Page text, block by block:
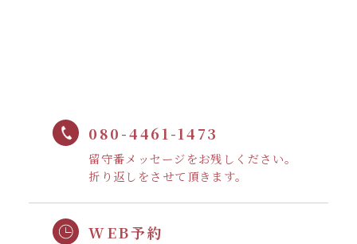
080-4461-1473
留守番メッセージをお残しください。
折り返しをさせて頂きます。
WEB予約